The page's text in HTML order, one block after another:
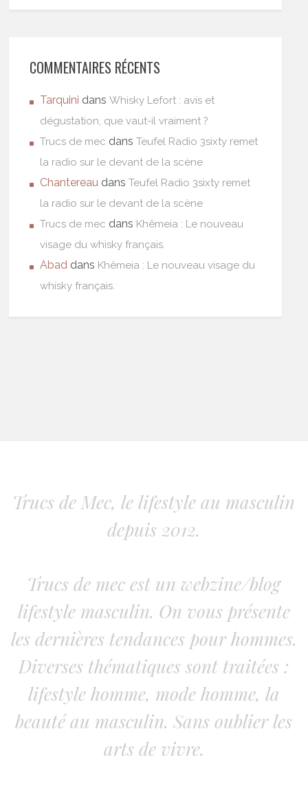
COMMENTAIRES RÉCENTS
Tarquini dansWhisky Lefort : avis et
dégustation, que vaut-il vraiment ?
Trucs de mec dansTeufel Radio 3sixty remet
la radio sur le devant de la scène
Chantereau dansTeufel Radio 3sixty remet
la radio sur le devant de la scène
Trucs de mec dans Khêmeia : Le nouveau
visage du whisky français.
Abad dans Khêmeia : Le nouveau visage du
whisky français.
Trucs de Mec, le lifestyle au masculin
depuis 2012.
Trucs de mec est un webzine/blog
lifestyle masculin. On vous présente
les dernières tendances pour hommes.
Diverses thématiques sont traitées :
lifestyle homme, mode homme, la
beauté au masculin. Sans oublier les
arts de vivre.